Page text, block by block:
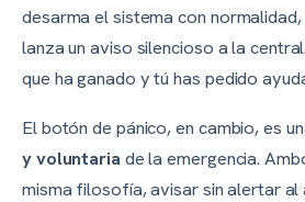
desarma el sistema con
lanza un aviso silencioso a la
que ha ganado y tú has pedido
El botón de pánico, en cambio, es
y voluntaria de la emergencia.
misma filosofía, avisar sin alertar